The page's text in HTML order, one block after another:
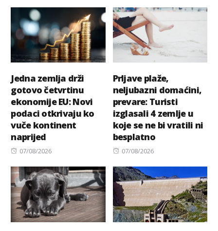
Jedna zemlja drži
gotovo četvrtinu
ekonomije EU: Novi
podaci otkrivaju ko
vuče kontinent
naprijed
Posted
07/08/2026
Prljave plaže,
neljubazni domaćini,
prevare: Turisti
izglasali 4 zemlje u
koje se ne bi vratili ni
besplatno
Posted
07/08/2026